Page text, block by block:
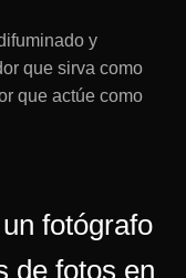
y
que sirva como
que actúe como
fotógrafo
de fotos en